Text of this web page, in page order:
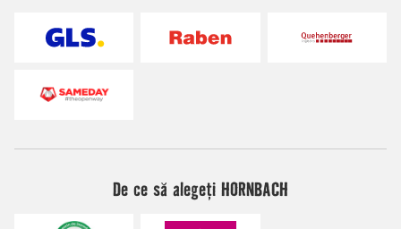
De ce să alegeți HORNBACH